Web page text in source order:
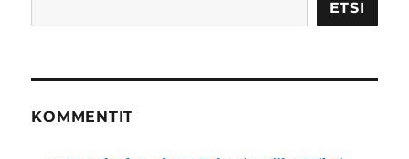
ETSI
KOMMENTIT